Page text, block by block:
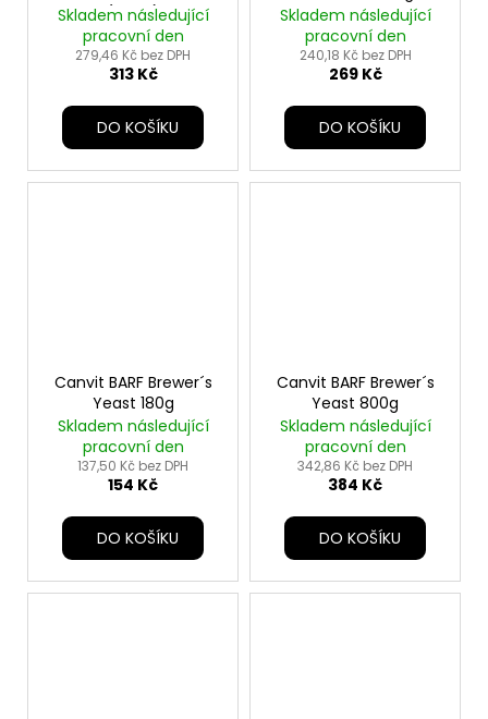
(60tbl)
Skladem následující
pracovní den
279,46 Kč bez DPH
313 Kč
DO KOŠÍKU
Skladem následující
pracovní den
240,18 Kč bez DPH
269 Kč
DO KOŠÍKU
Canvit BARF Brewer´s
Yeast 180g
Skladem následující
pracovní den
137,50 Kč bez DPH
154 Kč
DO KOŠÍKU
Canvit BARF Brewer´s
Yeast 800g
Skladem následující
pracovní den
342,86 Kč bez DPH
384 Kč
DO KOŠÍKU